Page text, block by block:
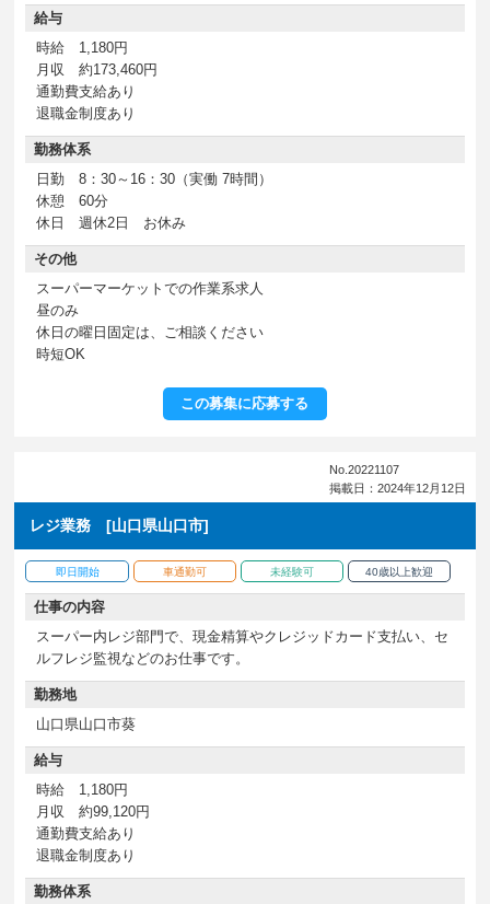
給与
時給 1,180円
月収 約173,460円
通勤費支給あり
退職金制度あり
勤務体系
日勤 8：30～16：30（実働 7時間）
休憩 60分
休日 週休2日 お休み
その他
スーパーマーケットでの作業系求人
昼のみ
休日の曜日固定は、ご相談ください
時短OK
この募集に応募する
No.20221107
掲載日：2024年12月12日
レジ業務 [山口県山口市]
即日開始 車通勤可 未経験可 40歳以上歓迎
仕事の内容
スーパー内レジ部門で、現金精算やクレジッドカード支払い、セ
ルフレジ監視などのお仕事です。
勤務地
山口県山口市葵
給与
時給 1,180円
月収 約99,120円
通勤費支給あり
退職金制度あり
勤務体系